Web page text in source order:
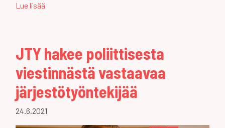
Lue lisää
JTY hakee poliittisesta
viestinnästä vastaavaa
järjestötyöntekijää
24.6.2021